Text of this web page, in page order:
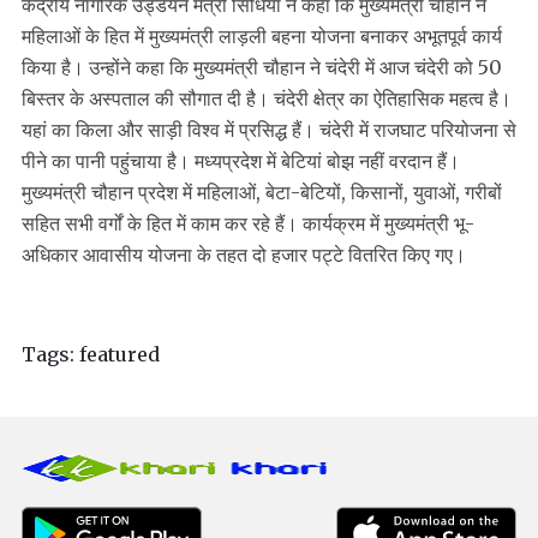
केंद्रीय नागरिक उड्डयन मंत्री सिंधिया ने कहा कि मुख्यमंत्री चौहान ने
महिलाओं के हित में मुख्यमंत्री लाड़ली बहना योजना बनाकर अभूतपूर्व कार्य
किया है। उन्होंने कहा कि मुख्यमंत्री चौहान ने चंदेरी में आज चंदेरी को 50
बिस्तर के अस्पताल की सौगात दी है। चंदेरी क्षेत्र का ऐतिहासिक महत्व है।
यहां का किला और साड़ी विश्व में प्रसिद्ध हैं। चंदेरी में राजघाट परियोजना से
पीने का पानी पहुंचाया है। मध्यप्रदेश में बेटियां बोझ नहीं वरदान हैं।
मुख्यमंत्री चौहान प्रदेश में महिलाओं, बेटा-बेटियों, किसानों, युवाओं, गरीबों
सहित सभी वर्गों के हित में काम कर रहे हैं। कार्यक्रम में मुख्यमंत्री भू-
अधिकार आवासीय योजना के तहत दो हजार पट्टे वितरित किए गए।
Tags: featured